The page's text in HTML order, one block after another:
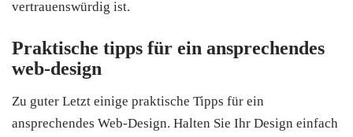
vertrauenswürdig ist.
Praktische tipps für ein ansprechendes
web-design
Zu guter Letzt einige praktische Tipps für ein
ansprechendes Web-Design. Halten Sie Ihr Design einfach